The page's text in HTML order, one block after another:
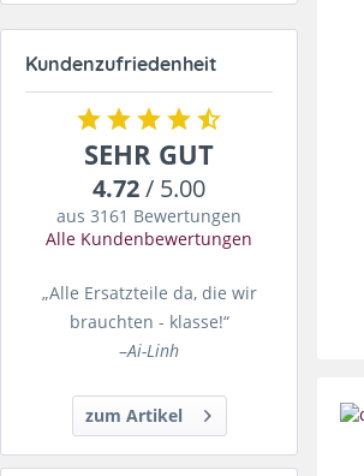
Kundenzufriedenheit
SEHR GUT
4.72/ 5.00
aus 3161 Bewertungen
Alle Kundenbewertungen
„Alle Ersatzteile da, die wir
brauchten - klasse!“
–Ai-Linh
zum Artikel